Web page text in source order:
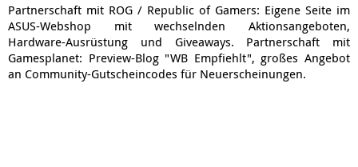
Partnerschaft mit ROG / Republic of Gamers: Eigene Seite im
ASUS-Webshop mit wechselnden Aktionsangeboten,
Hardware-Ausrüstung und Giveaways. Partnerschaft mit
Gamesplanet: Preview-Blog "WB Empfiehlt", großes Angebot
an Community-Gutscheincodes für Neuerscheinungen.